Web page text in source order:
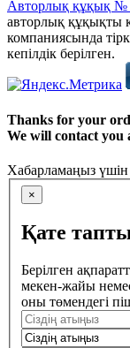
Авторлық құқық №
авторлық құқықты
компаниясында
кепілдік берілген.
Thanks for your
We will contact you
Хабарламаңыз үшін
×
Қате
Берілген
мекен-жайы
оны төмендегі